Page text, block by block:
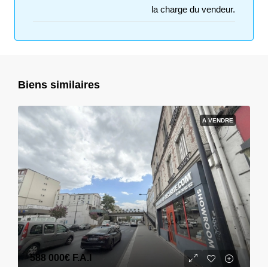
la charge du vendeur.
Biens similaires
A VENDRE
588 000€ F.A.I